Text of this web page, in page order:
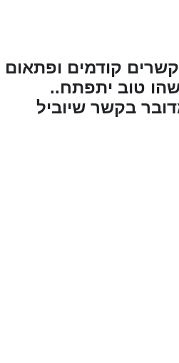
קודמים ופתאום
טוב יתפתח..
בקשר שיוביל